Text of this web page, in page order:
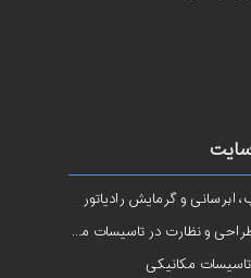
آبرسانی و گرمایش رادیاتور
و نظارت در تاسیسات مکانیکی
مکانیکی